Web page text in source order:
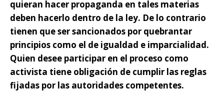
quieran hacer propaganda en tales materias
deben hacerlo dentro de la ley. De lo contrario
tienen que ser sancionados por quebrantar
principios como el de igualdad e imparcialidad.
Quien desee participar en el proceso como
activista tiene obligación de cumplir las reglas
fijadas por las autoridades competentes.